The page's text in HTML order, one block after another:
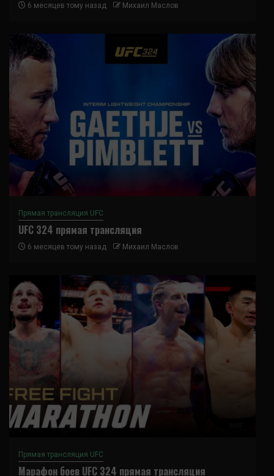
6 месяцев тому назад Михаил Маслов
Прямая трансляция UFC
UFC 324 прямая трансляция
6 месяцев тому назад Михаил Маслов
Прямая трансляция UFC
Марафон боев UFC 324 прямая трансляция